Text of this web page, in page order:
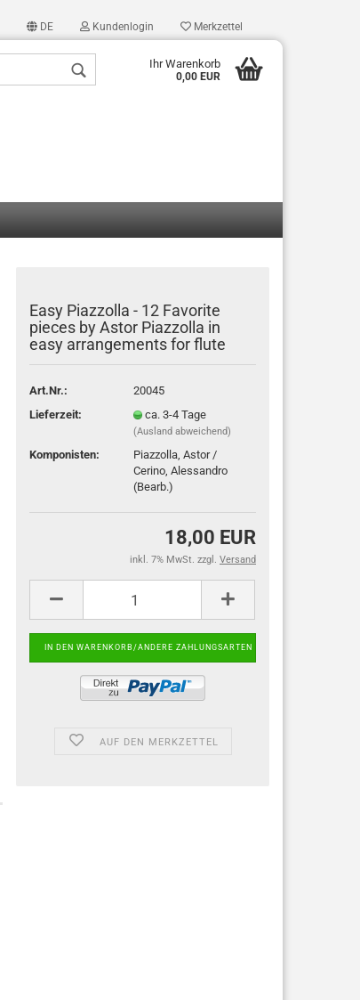
DE Kundenlogin Merkzettel
Ihr Warenkorb
0,00 EUR
Easy Piazzolla - 12 Favorite
pieces by Astor Piazzolla in
easy arrangements for flute
Art.Nr.:
20045
Lieferzeit:
ca. 3-4 Tage
(Ausland abweichend)
Komponisten:
Piazzolla, Astor /
Cerino, Alessandro
(Bearb.)
18,00 EUR
inkl. 7% MwSt. zzgl. Versand
AUF DEN MERKZETTEL